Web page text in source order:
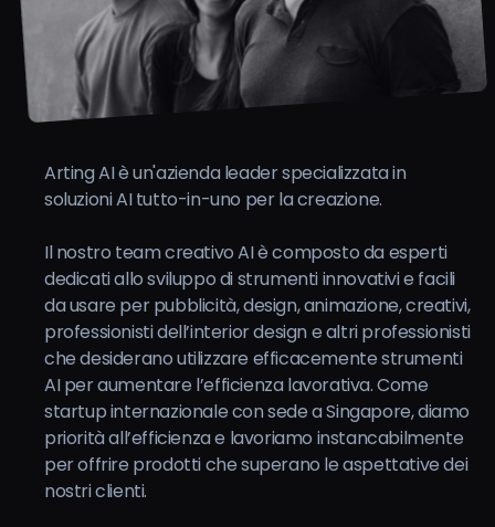
Arting AI è un'azienda leader specializzata in
soluzioni AI tutto-in-uno per la creazione.
Il nostro team creativo AI è composto da esperti
dedicati allo sviluppo di strumenti innovativi e facili
da usare per pubblicità, design, animazione, creativi,
professionisti dell’interior design e altri professionisti
che desiderano utilizzare efficacemente strumenti
AI per aumentare l’efficienza lavorativa. Come
startup internazionale con sede a Singapore, diamo
priorità all’efficienza e lavoriamo instancabilmente
per offrire prodotti che superano le aspettative dei
nostri clienti.